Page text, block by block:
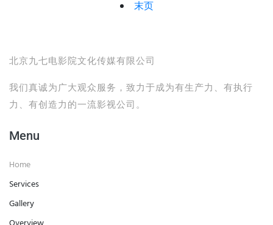
末页
北京九七电影院文化传媒有限公司
我们真诚为广大观众服务，致力于成为有生产力、有执行
力、有创造力的一流影视公司。
Menu
Home
Services
Gallery